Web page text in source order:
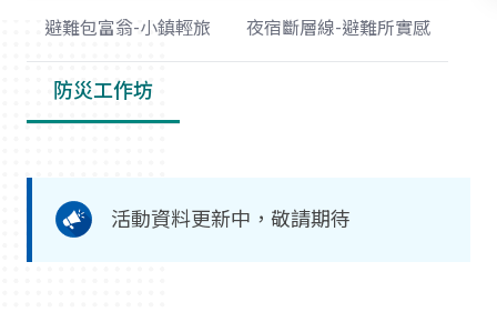
避難包富翁-小鎮輕旅 夜宿斷層線-避難所實感
防災工作坊
活動資料更新中，敬請期待